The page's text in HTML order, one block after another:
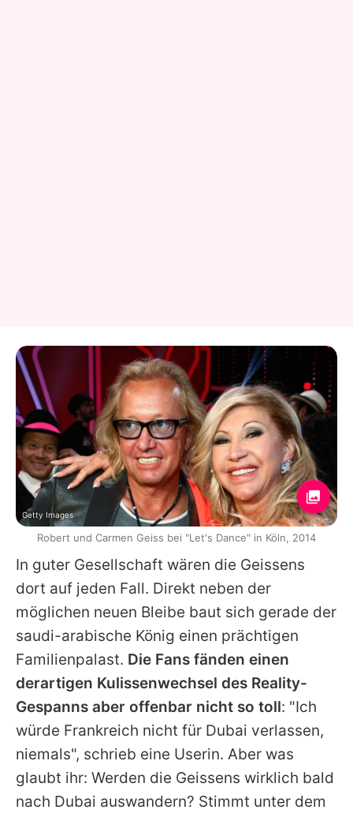
In guter Gesellschaft wären die Geissens
dort auf jeden Fall. Direkt neben der
möglichen neuen Bleibe baut sich gerade der
saudi-arabische König einen prächtigen
Familienpalast. Die Fans fänden einen
derartigen Kulissenwechsel des Reality-
Gespanns aber offenbar nicht so toll: "Ich
würde Frankreich nicht für Dubai verlassen,
niemals", schrieb eine Userin. Aber was
glaubt ihr: Werden die Geissens wirklich bald
nach Dubai auswandern? Stimmt unter dem
Getty Images
Robert und Carmen Geiss bei "Let's Dance" in Köln, 2014